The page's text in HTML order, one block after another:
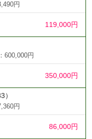
円
119,000円
600,000円
350,000円
）
円
86,000円